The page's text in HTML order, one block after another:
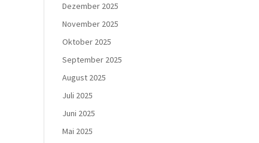
Dezember 2025
November 2025
Oktober 2025
September 2025
August 2025
Juli 2025
Juni 2025
Mai 2025